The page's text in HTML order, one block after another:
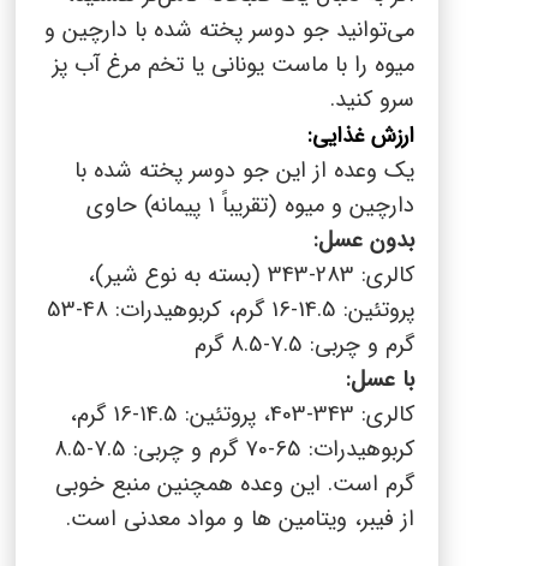
می‌توانید جو دوسر پخته شده با دارچین و
میوه را با ماست یونانی یا تخم مرغ آب پز
سرو کنید.
ارزش غذایی:
یک وعده از این جو دوسر پخته شده با
دارچین و میوه (تقریباً 1 پیمانه) حاوی
بدون عسل:
کالری: 283-343 (بسته به نوع شیر)
،
پروتئین: 14.5-16 گرم
،
کربوهیدرات: 48-53
گرم وچربی: 7.5-8.5 گرم
با عسل:
کالری: 343-403
،پروتئین: 14.5-16 گرم
،
کربوهیدرات: 65-70 گرم
و
چربی: 7.5-8.5
گرم است. این وعده همچنین منبع خوبی
از فیبر، ویتامین ها و مواد معدنی است.